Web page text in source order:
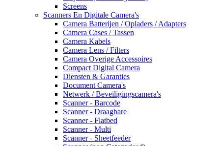
Screens
Scanners En Digitale Camera's
Camera Batterijen / Opladers / Adapters
Camera Cases / Tassen
Camera Kabels
Camera Lens / Filters
Camera Overige Accessoires
Compact Digital Camera
Diensten & Garanties
Document Camera's
Netwerk / Beveiligingscamera's
Scanner - Barcode
Scanner - Draagbare
Scanner - Flatbed
Scanner - Multi
Scanner - Sheetfeeder